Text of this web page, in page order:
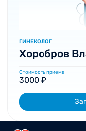
ГИНЕКОЛОГ
Хоробров
Стоимость приема
3000 ₽